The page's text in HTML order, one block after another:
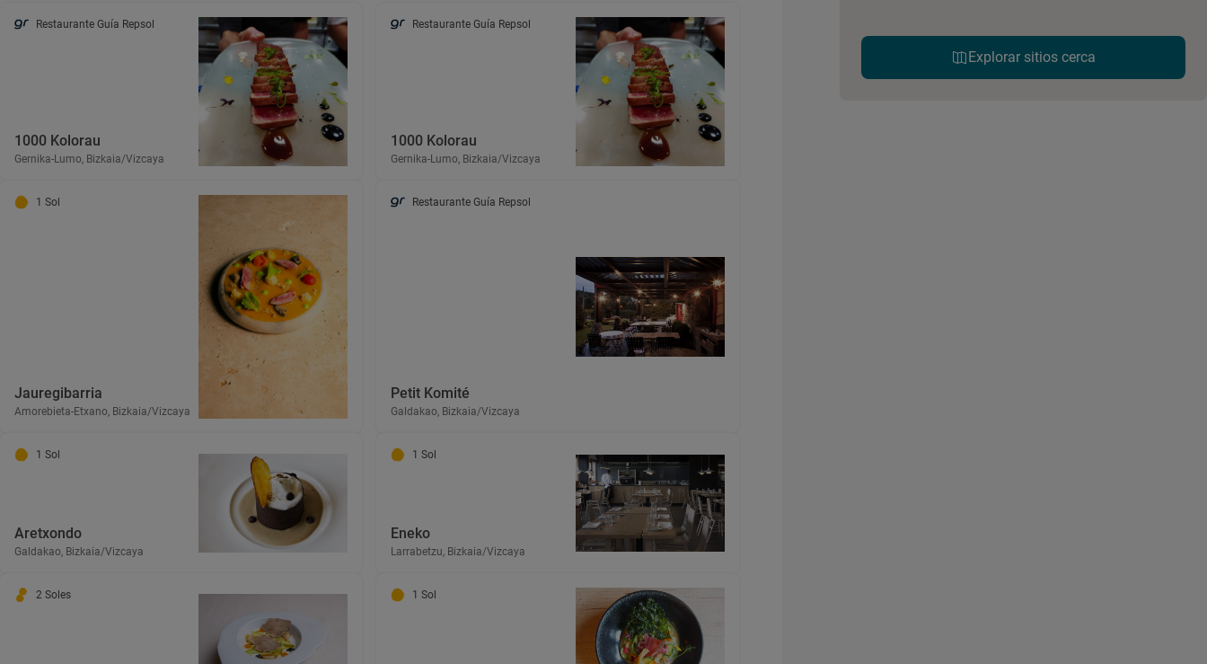
Restaurante Guía Repsol
1000 Kolorau
Gernika-Lumo, Bizkaia/Vizcaya
Restaurante Guía Repsol
1000 Kolorau
Gernika-Lumo, Bizkaia/Vizcaya
1 Sol
Jauregibarria
Amorebieta-Etxano, Bizkaia/Vizcaya
Restaurante Guía Repsol
Petit Komité
Galdakao, Bizkaia/Vizcaya
1 Sol
Aretxondo
Galdakao, Bizkaia/Vizcaya
1 Sol
Eneko
Larrabetzu, Bizkaia/Vizcaya
2 Soles 1 Sol
Explorar sitios cerca